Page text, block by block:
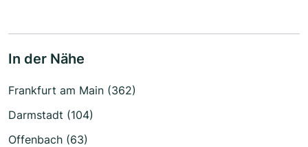
In der Nähe
Frankfurt am Main (362)
Darmstadt (104)
Offenbach (63)